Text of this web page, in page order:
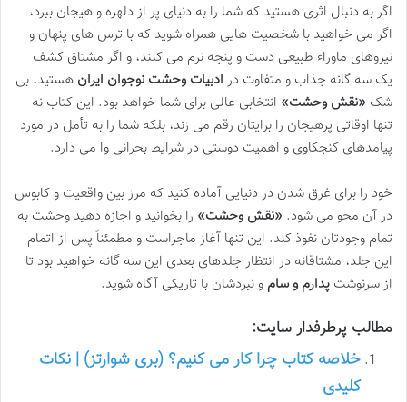
اگر به دنبال اثری هستید که شما را به دنیای پر از دلهره و هیجان ببرد،
اگر می خواهید با شخصیت هایی همراه شوید که با ترس های پنهان و
نیروهای ماوراء طبیعی دست و پنجه نرم می کنند، و اگر مشتاق کشف
یک سه گانه جذاب و متفاوت در ادبیات وحشت نوجوان ایران هستید، بی
شک «نقش وحشت» انتخابی عالی برای شما خواهد بود. این کتاب نه
تنها اوقاتی پرهیجان را برایتان رقم می زند، بلکه شما را به تأمل در مورد
پیامدهای کنجکاوی و اهمیت دوستی در شرایط بحرانی وا می دارد.
خود را برای غرق شدن در دنیایی آماده کنید که مرز بین واقعیت و کابوس
در آن محو می شود. «نقش وحشت» را بخوانید و اجازه دهید وحشت به
تمام وجودتان نفوذ کند. این تنها آغاز ماجراست و مطمئناً پس از اتمام
این جلد، مشتاقانه در انتظار جلدهای بعدی این سه گانه خواهید بود تا
از سرنوشت پدارم و سام و نبردشان با تاریکی آگاه شوید.
مطالب پرطرفدار سایت:
خلاصه کتاب چرا کار می کنیم؟ (بری شوارتز) | نکات
کلیدی